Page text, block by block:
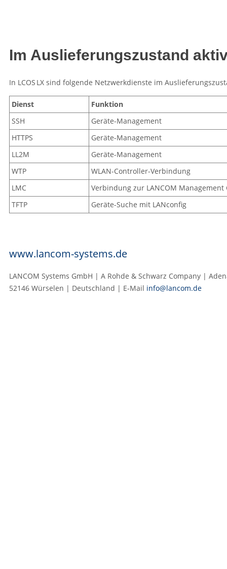
Im Auslieferungszustand
In LCOS LX sind folgende Netzwerkdienste im
Dienst
Funktion
SSH
Geräte-Management
HTTPS
Geräte-Management
LL2M
Geräte-Management
WTP
WLAN-Controller-Verbindung
LMC
Verbindung zur LANCOM Management
TFTP
Geräte-Suche mit LANconfig
www.lancom-systems.de
LANCOM Systems GmbH | A Rohde & Schwarz Company |
52146 Würselen | Deutschland | E‑Mail info@lancom.de